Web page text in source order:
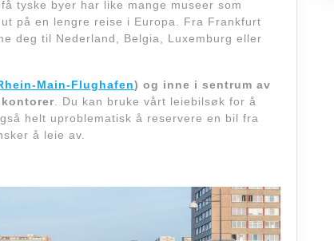
råd
med
veien
tyske byer har like mange museer som
på en lengre reise i Europa. Fra Frankfurt
deg til Nederland, Belgia, Luxemburg eller
Main-Flughafen) og inne i sentrum av
. Du kan bruke vårt leiebilsøk for å
helt uproblematisk å reservere en bil fra
å leie av.